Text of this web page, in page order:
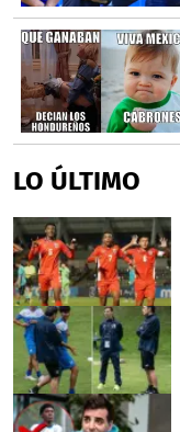
LO ÚLTIMO